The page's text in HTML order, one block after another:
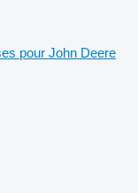
pour John Deere